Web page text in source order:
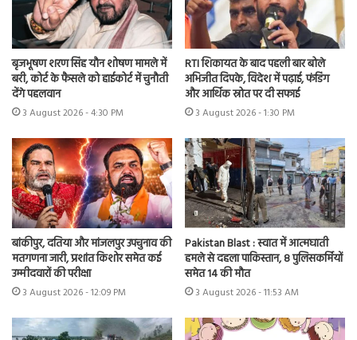
बृजभूषण शरण सिंह यौन शोषण मामले में
बरी, कोर्ट के फैसले को हाईकोर्ट में चुनौती
देंगे पहलवान
3 August 2026 - 4:30 PM
RTI शिकायत के बाद पहली बार बोले
अभिजीत दिपके, विदेश में पढ़ाई, फंडिंग
और आर्थिक स्रोत पर दी सफाई
3 August 2026 - 1:30 PM
बांकीपुर, दतिया और मांजलपुर उपचुनाव की
मतगणना जारी, प्रशांत किशोर समेत कई
उम्मीदवारों की परीक्षा
3 August 2026 - 12:09 PM
Pakistan Blast : स्वात में आत्मघाती
हमले से दहला पाकिस्तान, 8 पुलिसकर्मियों
समेत 14 की मौत
3 August 2026 - 11:53 AM